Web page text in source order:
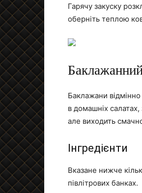
Гарячу закуску
оберніть теплою
Баклажани
в домашніх
але виходить
Інгредієнти
Вказане нижче
півлітрових банках.